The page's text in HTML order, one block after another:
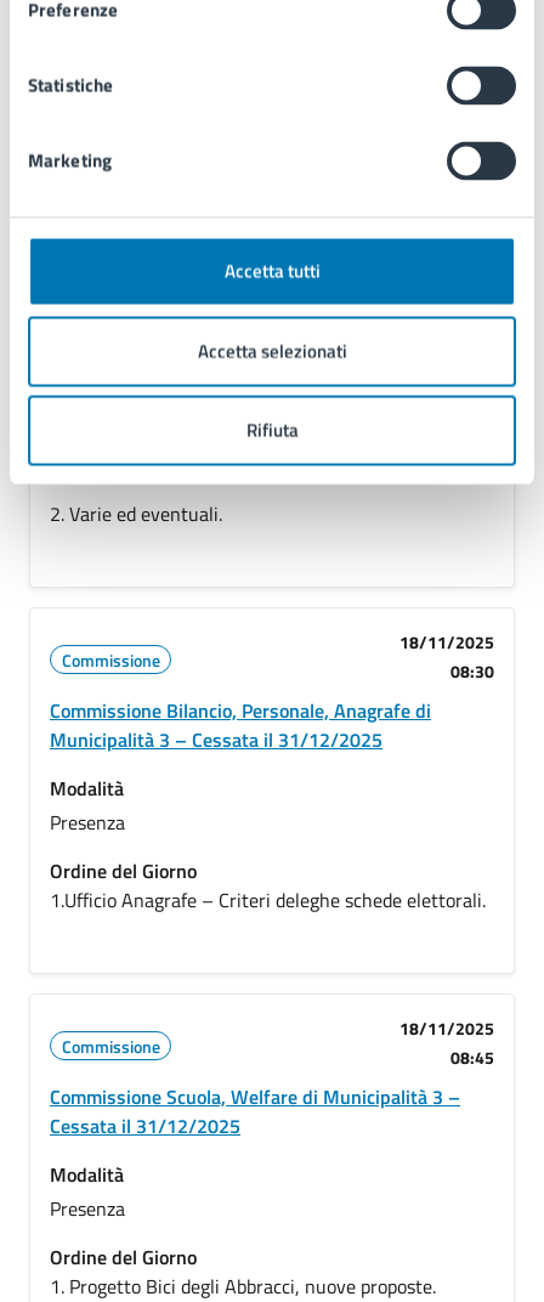
Preferenze
Statistiche
Marketing
Accetta tutti
Accetta selezionati
Rifiuta
Ordine del Giorno
Educandato.
09:15
Commissione ASIA, Sport, Sicurezza di Municipalità
3 – Cessata il 31/12/2025
Online
1. Raccolta RAEE.
2. Varie ed eventuali.
Commissione
18/11/2025
08:30
Commissione Bilancio, Personale, Anagrafe di
Municipalità 3 – Cessata il 31/12/2025
Modalità
Presenza
Ordine del Giorno
1.Ufficio Anagrafe – Criteri deleghe schede elettorali.
Commissione
18/11/2025
08:45
Commissione Scuola, Welfare di Municipalità 3 –
Cessata il 31/12/2025
Modalità
Presenza
Ordine del Giorno
1. Progetto Bici degli Abbracci, nuove proposte.